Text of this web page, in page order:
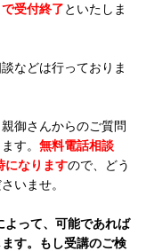
受付終了といたしま
などは行っておりま
御さんからのご質問
す。 無料電話相談
になりますので、どう
いませ。
って、可能であれば
す。もし受講のご検